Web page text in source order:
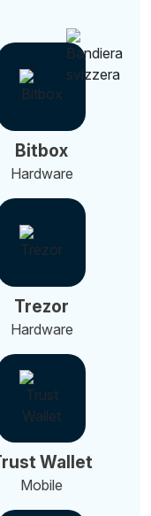
Bitbox
Hardware
Trezor
Hardware
Wallet
Mobile